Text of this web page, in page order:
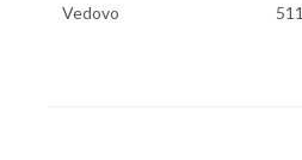
Vedovo 511